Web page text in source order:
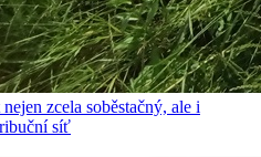
zcela soběstačný, ale i
síť